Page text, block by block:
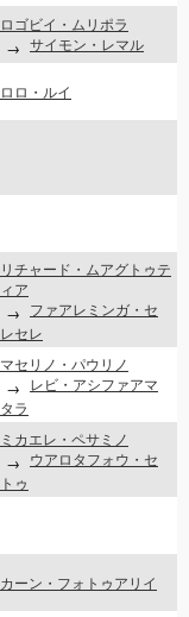
ロゴビイ・ムリポラ
サイモン・レマル
ロロ・ルイ
リチャード・ムアグトゥテ
ィア
ファアレミンガ・セ
レセレ
マセリノ・パウリノ
レビ・アシファアマ
タラ
ミカエレ・ペサミノ
ウアロタフォウ・セ
トゥ
カーン・フォトゥアリイ